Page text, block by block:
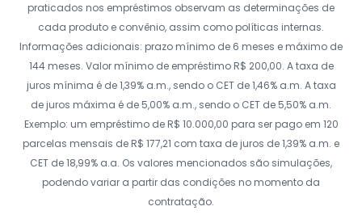
praticados nos empréstimos observam as determinações de
cada produto e convênio, assim como políticas internas.
Informações adicionais: prazo mínimo de 6 meses e máximo de
144 meses. Valor mínimo de empréstimo R$ 200,00. A taxa de
juros mínima é de 1,39% a.m., sendo o CET de 1,46% a.m. A taxa
de juros máxima é de 5,00% a.m., sendo o CET de 5,50% a.m.
Exemplo: um empréstimo de R$ 10.000,00 para ser pago em 120
parcelas mensais de R$ 177,21 com taxa de juros de 1,39% a.m. e
CET de 18,99% a.a. Os valores mencionados são simulações,
podendo variar a partir das condições no momento da
contratação.